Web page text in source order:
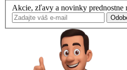
Akcie, zľavy a novinky prednostne